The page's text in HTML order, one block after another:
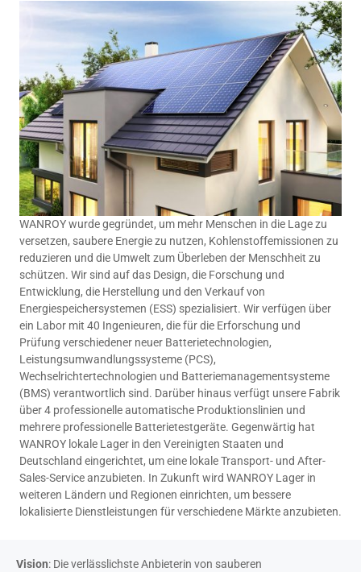
WANROY wurde gegründet, um mehr Menschen in die Lage zu
versetzen, saubere Energie zu nutzen, Kohlenstoffemissionen zu
reduzieren und die Umwelt zum Überleben der Menschheit zu
schützen. Wir sind auf das Design, die Forschung und
Entwicklung, die Herstellung und den Verkauf von
Energiespeichersystemen (ESS) spezialisiert. Wir verfügen über
ein Labor mit 40 Ingenieuren, die für die Erforschung und
Prüfung verschiedener neuer Batterietechnologien,
Leistungsumwandlungssysteme (PCS),
Wechselrichtertechnologien und Batteriemanagementsysteme
(BMS) verantwortlich sind. Darüber hinaus verfügt unsere Fabrik
über 4 professionelle automatische Produktionslinien und
mehrere professionelle Batterietestgeräte. Gegenwärtig hat
WANROY lokale Lager in den Vereinigten Staaten und
Deutschland eingerichtet, um eine lokale Transport- und After-
Sales-Service anzubieten. In Zukunft wird WANROY Lager in
weiteren Ländern und Regionen einrichten, um bessere
lokalisierte Dienstleistungen für verschiedene Märkte anzubieten.
Vision: Die verlässlichste Anbieterin von sauberen